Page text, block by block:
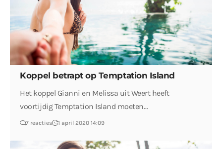
Koppel betrapt op Temptation Island
Het koppel Gianni en Melissa uit Weert heeft
voortijdig Temptation Island moeten…
7 reacties 1 april 2020 14:09